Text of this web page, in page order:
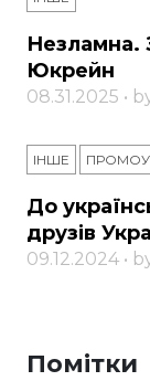
Незламна.
Юкрейн
08.31.2025 •
ІНШЕ
До
друзів
09.12.2024 •
Помітки